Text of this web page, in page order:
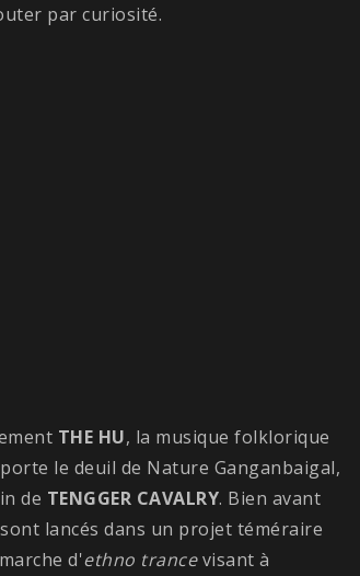
par curiosité.
THE HU, la musique folklorique
le deuil de Nature Ganganbaigal,
de TENGGER CAVALRY. Bien avant
lancés dans un projet téméraire
d'ethno trancevisant à